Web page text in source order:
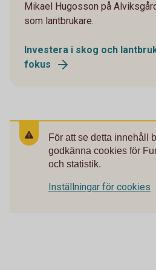
Mikael Hugosson på
som lantbrukare.
Investera i skog och
fokus
För att se detta innehåll
godkänna cookies för
och statistik.
Inställningar för cookies